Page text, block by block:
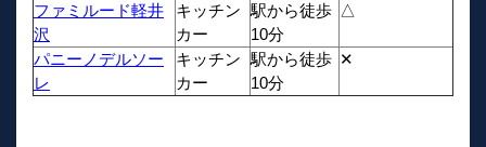
ファミルード軽井
沢
キッチン
カー
駅から徒歩
10分
△
パニーノデルソー
レ
キッチン
カー
駅から徒歩
10分
✕